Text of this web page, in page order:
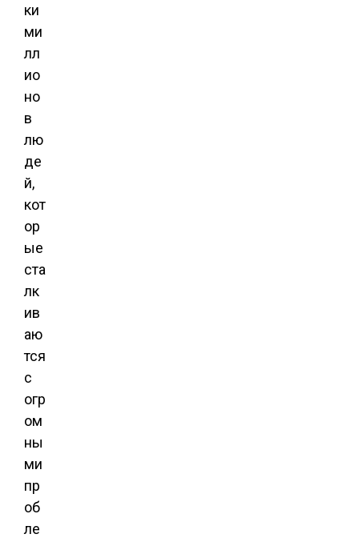
ки
ми
лл
ио
но
в
лю
де
й,
кот
ор
ые
ста
лк
ив
аю
тся
с
огр
ом
ны
ми
пр
об
ле